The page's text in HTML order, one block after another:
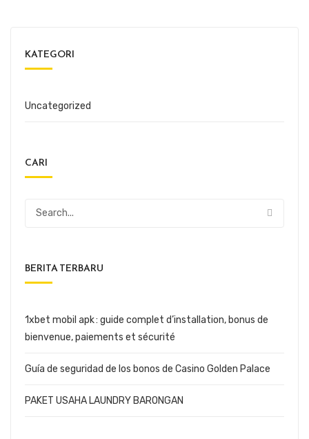
KATEGORI
Uncategorized
CARI
BERITA TERBARU
1xbet mobil apk : guide complet d’installation, bonus de
bienvenue, paiements et sécurité
Guía de seguridad de los bonos de Casino Golden Palace
PAKET USAHA LAUNDRY BARONGAN